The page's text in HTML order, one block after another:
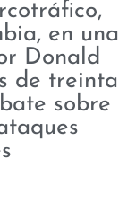
en una
Donald
de treinta
sobre